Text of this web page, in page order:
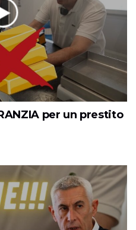
per un prestito